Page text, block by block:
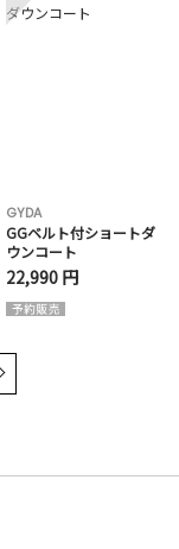
GYDA
GGベルト付ショートダ
ウンコート
22,990 円